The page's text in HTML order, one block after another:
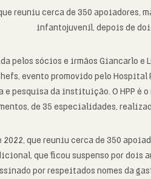
reuniu cerca de 350 apoiadores,
infantojuvenil, depois de
pelos sócios e irmãos Giancarlo e
evento promovido pelo
e pesquisa da instituição. O HPP é
de 35 especialidades,
2022, que reuniu cerca de 350
que ficou suspenso por dois
por respeitados nomes da